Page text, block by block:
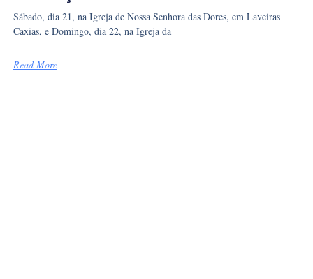
Sábado, dia 21, na Igreja de Nossa Senhora das Dores, em Laveiras
Caxias, e Domingo, dia 22, na Igreja da
Read More